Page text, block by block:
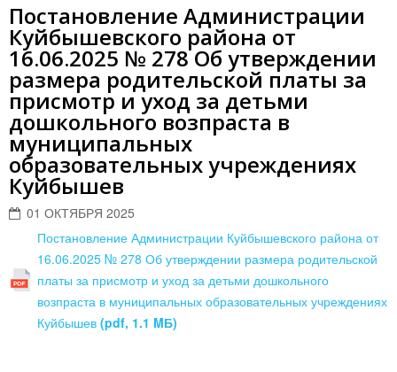
Постановление Администрации
Куйбышевского района от
16.06.2025 № 278 Об утверждении
размера родительской платы за
присмотр и уход за детьми
дошкольного возпраста в
муниципальных
образовательных учреждениях
Куйбышев
01 ОКТЯБРЯ 2025
Постановление Администрации Куйбышевского района от
16.06.2025 № 278 Об утверждении размера родительской
платы за присмотр и уход за детьми дошкольного
возпраста в муниципальных образовательных учреждениях
Куйбышев (pdf, 1.1 MБ)